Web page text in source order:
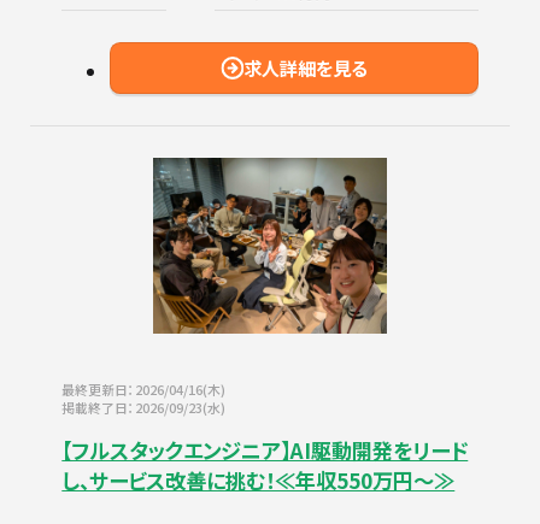
求人詳細を見る
最終更新日：2026/04/16(木)
掲載終了日：2026/09/23(水)
【フルスタックエンジニア】AI駆動開発をリード
し、サービス改善に挑む！≪年収550万円～≫